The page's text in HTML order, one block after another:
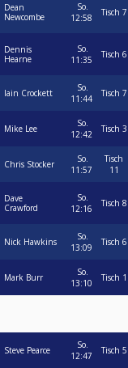
Dean
Newcombe
So.
12:58
Tisch 7
Dennis
Hearne
So.
11:35
Tisch 6
Iain Crockett
So.
11:44
Tisch 7
Mike Lee
So.
12:42
Tisch 3
Chris Stocker
So.
11:57
Tisch
11
Dave
Crawford
So.
12:16
Tisch 8
Nick Hawkins
So.
13:09
Tisch 6
Mark Burr
So.
13:10
Tisch 1
Steve Pearce
So.
12:47
Tisch 5